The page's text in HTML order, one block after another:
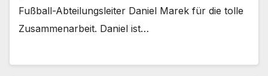
Fußball-Abteilungsleiter Daniel Marek für die tolle
Zusammenarbeit. Daniel ist…